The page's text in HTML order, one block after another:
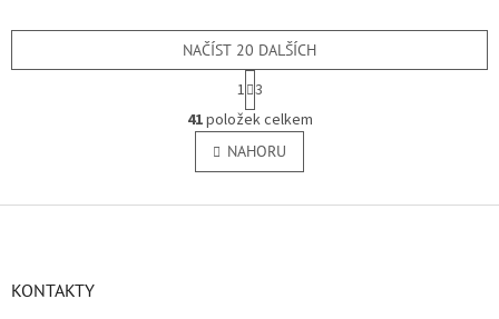
3008)
Picasso. (Peugeot Partner, 307,
407, 807, 3008)
O
v
l
á
NAČÍST 20 DALŠÍCH
S
t
r
á
n
k
v
1 3
41položek celkem
NAHORU
KONTAKTY